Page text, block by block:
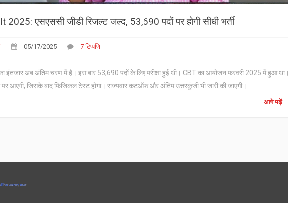
एसएससी जीडी रिजल्ट जल्द, 53,690 पदों पर होगी सीधी भर्ती
05/17/2025 7 टिप्पणि
अब अंतिम चरण में है। इस बार 53,690 पदों के लिए परीक्षा हुई थी। CBT का आयोजन फरवरी 2025 में हुआ था।
पर आएगी, जिसके बाद फिजिकल टेस्ट होगा। राज्यवार कटऑफ और अंतिम उत्तरकुंजी भी जारी की जाएगी।
आगे पढ़ें